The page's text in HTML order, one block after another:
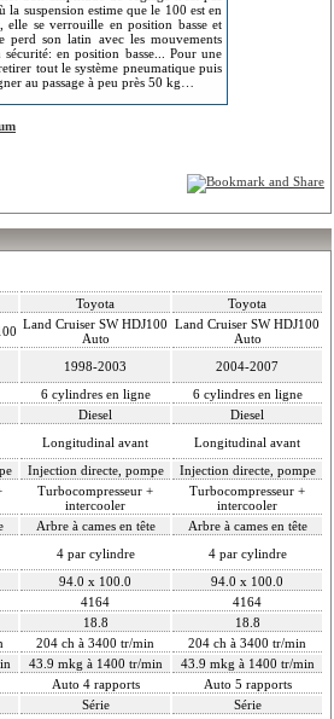
suspension estime que le 100 est en
elle se verrouille en position basse et
perd son latin avec les mouvements
en position basse... Pour une
tout le système pneumatique puis
au passage à peu près 50 kg…
Toyota
Toyota
Land Cruiser SW HDJ100
Auto
Land Cruiser SW HDJ100
Auto
1998-2003
2004-2007
6 cylindres en ligne
6 cylindres en ligne
Diesel
Diesel
Longitudinal avant
Longitudinal avant
Injection directe, pompe
Injection directe, pompe
Turbocompresseur +
intercooler
Turbocompresseur +
intercooler
Arbre à cames en tête
Arbre à cames en tête
4 par cylindre
4 par cylindre
94.0 x 100.0
94.0 x 100.0
4164
4164
18.8
18.8
204 ch à 3400 tr/min
204 ch à 3400 tr/min
43.9 mkg à 1400 tr/min
43.9 mkg à 1400 tr/min
Auto 4 rapports
Auto 5 rapports
Série
Série